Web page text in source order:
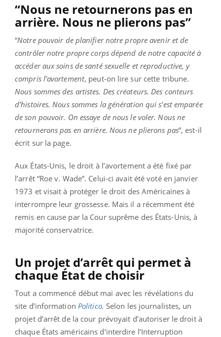
“Nous ne retournerons pas en
arrière. Nous ne plierons pas”
“Notre pouvoir de planifier notre propre avenir et de
contrôler notre propre corps dépend de notre capacité à
accéder aux soins de santé sexuelle et reproductive, y
compris l’avortement, peut-on lire sur cette tribune.
Nous sommes des artistes. Des créateurs. Des conteurs
d’histoires. Nous sommes la génération qui s’est emparée
de son pouvoir. On essaye de nous le voler. Nous ne
retournerons pas en arrière. Nous ne plierons pas”, est-il
écrit sur la page.
Aux États-Unis, le droit à l’avortement a été fixé par
l’arrêt “Roe v. Wade”. Celui-ci avait été voté en janvier
1973 et visait à protéger le droit des Américaines à
interrompre leur grossesse. Mais il a récemment été
remis en cause par la Cour suprême des États-Unis, à
majorité conservatrice.
Un projet d’arrêt qui permet à
chaque État de choisir
Tout a commencé début mai avec les révélations du
site d’information Politico. Selon les journalistes, un
projet d’arrêt de la cour prévoyait d’autoriser le droit à
chaque États américains d’interdire l’Interruption